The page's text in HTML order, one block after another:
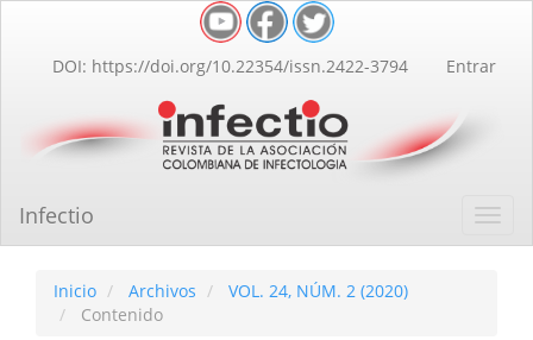
Contenido
principal
lateral
DOI: https://doi.org/10.22354/issn.2422-3794 Entrar
Infectio
Inicio Archivos
VOL. 24, NÚM. 2 (2020)
Contenido